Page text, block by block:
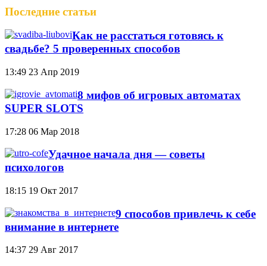
Последние статьи
Как не расстаться готовясь к
свадьбе? 5 проверенных способов
13:49 23 Апр 2019
8 мифов об игровых автоматах
SUPER SLOTS
17:28 06 Мар 2018
Удачное начала дня — советы
психологов
18:15 19 Окт 2017
9 способов привлечь к себе
внимание в интернете
14:37 29 Авг 2017